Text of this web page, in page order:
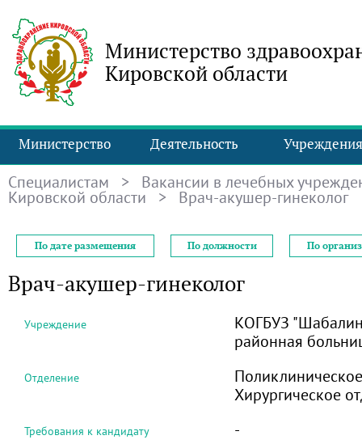
Министерство
Кировской области
Министерство Деятельность Учреждения
Специалистам > Вакансии в лечебных
Кировской области > Врач-акушер-гинеколог
По дате размещения По должности По
Врач-акушер-гинеколог
Учреждение
КОГБУЗ
районная
Отделение
Хирургическое
Требования к кандидату -